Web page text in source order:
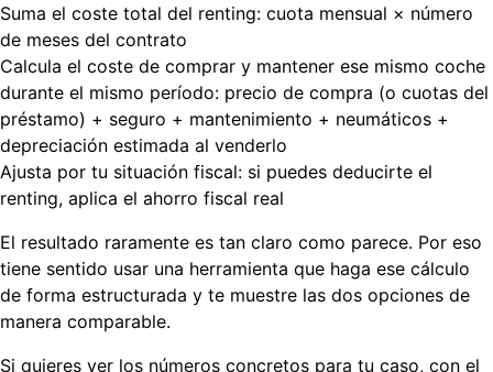
Suma el coste total del renting: cuota mensual × número
de meses del contrato
Calcula el coste de comprar y mantener ese mismo coche
durante el mismo período: precio de compra (o cuotas del
préstamo) + seguro + mantenimiento + neumáticos +
depreciación estimada al venderlo
Ajusta por tu situación fiscal: si puedes deducirte el
renting, aplica el ahorro fiscal real
El resultado raramente es tan claro como parece. Por eso
tiene sentido usar una herramienta que haga ese cálculo
de forma estructurada y te muestre las dos opciones de
manera comparable.
Si quieres ver los números concretos para tu caso, con el